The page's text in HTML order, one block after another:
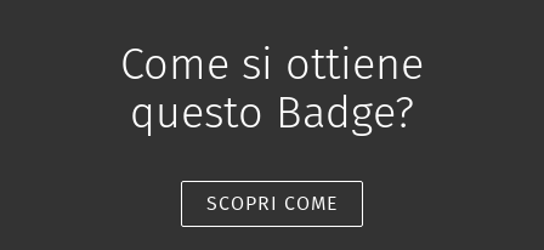
Come si ottiene
questo Badge?
SCOPRI COME